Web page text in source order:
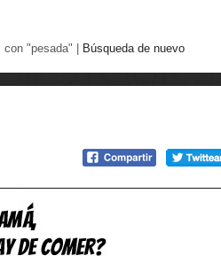
"pesada" | Búsqueda de nuevo